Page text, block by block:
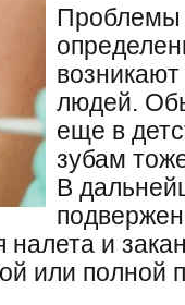
Проблемы
людей.
еще в
зубам
В
налета и
или полной